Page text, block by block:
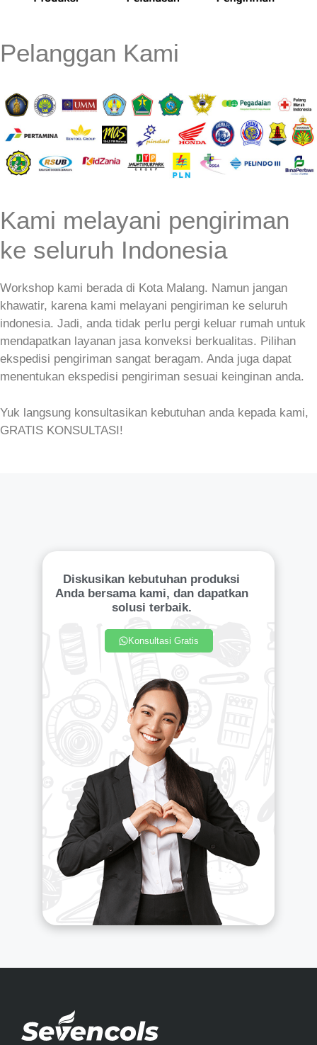
Pelanggan Kami
Kami melayani pengiriman
ke seluruh Indonesia
Workshop kami berada di Kota Malang. Namun jangan
khawatir, karena kami melayani pengiriman ke seluruh
indonesia. Jadi, anda tidak perlu pergi keluar rumah untuk
mendapatkan layanan jasa konveksi berkualitas. Pilihan
ekspedisi pengiriman sangat beragam. Anda juga dapat
menentukan ekspedisi pengiriman sesuai keinginan anda.
Yuk langsung konsultasikan kebutuhan anda kepada kami,
GRATIS KONSULTASI!
Diskusikan kebutuhan produksi
Anda bersama kami, dan dapatkan
solusi terbaik.
Konsultasi Gratis